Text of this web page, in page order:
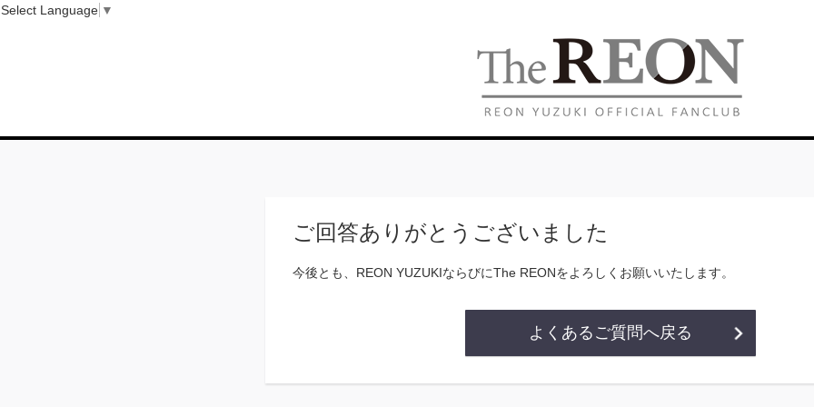
ご回答ありがとうございました
今後とも、REON YUZUKIならびにThe REONをよろしくお願いいたします。
よくあるご質問へ戻る
Select Language ▼